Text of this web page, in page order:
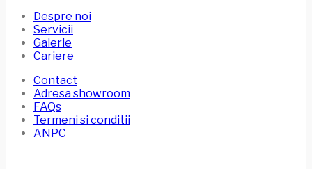
Despre noi
Servicii
Galerie
Cariere
Contact
Adresa showroom
FAQs
Termeni si conditii
ANPC